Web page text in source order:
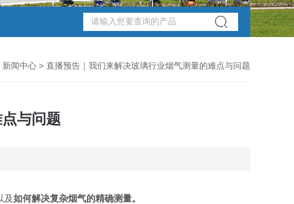
新闻中心 > 直播预告｜我们来解决玻璃行业烟气测量的难点与问题
与问题
及如何解决复杂烟气的精确测量。